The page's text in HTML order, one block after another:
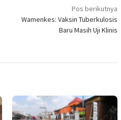
Pos berikutnya
Wamenkes: Vaksin Tuberkulosis
Baru Masih Uji Klinis